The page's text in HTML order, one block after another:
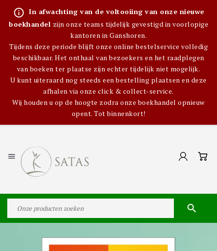
info_outline In afwachting van de voltooiing van onze nieuwe
boekhandel zijn onze teams tijdelijk gevestigd in voorlopige
kantoren in Ganshoren.
Tijdens deze periode blijft onze online bestelservice volledig
beschikbaar. Het onthaal van bezoekers en het raadplegen
van boeken ter plaatse zijn echter tijdelijk niet mogelijk.
U kunt uiteraard nog steeds een bestelling plaatsen en deze
afhalen via onze click & collect-service.
Wij houden u op de hoogte zodra onze boekhandel opnieuw
opent. Tot binnenkort!

